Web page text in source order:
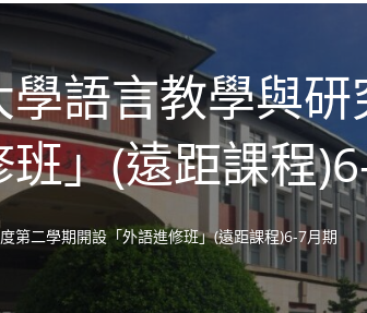
語言教學與
」(遠距課程
第二學期開設「外語進修班」(遠距課程)6-7月期